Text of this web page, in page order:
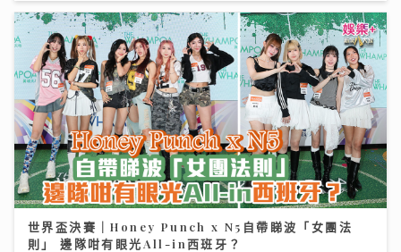
世界盃決賽｜Honey Punch x N5自帶睇波「女團法
則」 邊隊咁有眼光All-in西班牙？